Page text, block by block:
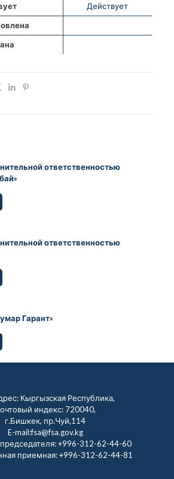
Действует
ответственностью
ответственностью
Гарант»
Кыргызская Республика,
индекс: 720040,
г.Бишкек, пр.Чуй,114
E-mail:fsa@fsa.gov.kg
+996-312-62-44-60
приемная:+996-312-62-44-81